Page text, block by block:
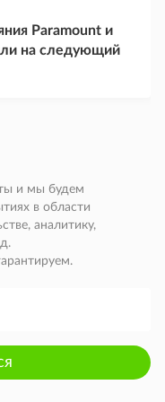
Paramount и
на следующий
и мы будем
в области
аналитику,